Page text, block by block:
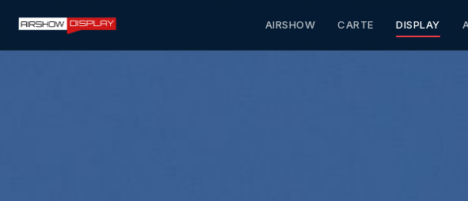
AIRSHOW CARTE DISPLAY